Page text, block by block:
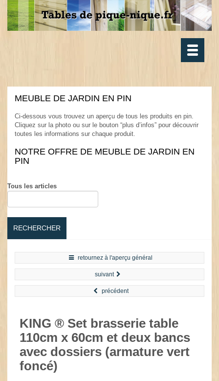
Toggle
MEUBLE DE JARDIN EN PIN
Ci-dessous vous trouvez un aperçu de tous les produits en pin.
Cliquez sur la photo ou sur le bouton “plus d’infos” pour découvrir
toutes les informations sur chaque produit.
NOTRE OFFRE DE MEUBLE DE JARDIN EN
PIN
Tous les articles
RECHERCHER
retournez à l'aperçu général
suivant
précédent
KING ® Set brasserie table
110cm x 60cm et deux bancs
avec dossiers (armature vert
foncé)